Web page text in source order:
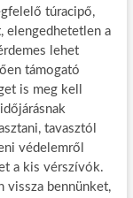
túracipő,
elengedhetetlen a
lehet
támogató
is meg kell
tavasztól
védelemről
a kis vérszívók.
vissza bennünket,